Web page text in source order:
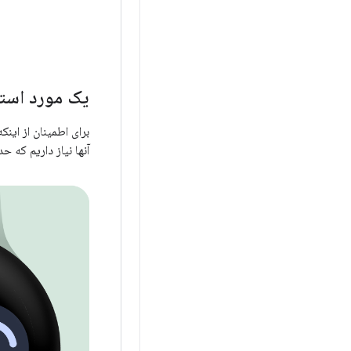
یک مورد
برای اطمینان از
آنها نیاز داریم